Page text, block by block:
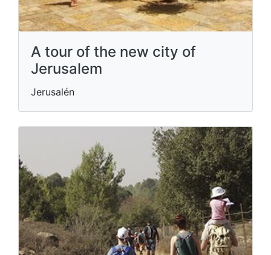
A tour of the new city of
Jerusalem
Jerusalén